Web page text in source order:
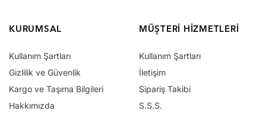
KURUMSAL
Kullanım Şartları
Gizlilik ve Güvenlik
Kargo ve Taşıma Bilgileri
Hakkımızda
MÜŞTERI HIZMETLERI
Kullanım Şartları
İletişim
Sipariş Takibi
S.S.S.